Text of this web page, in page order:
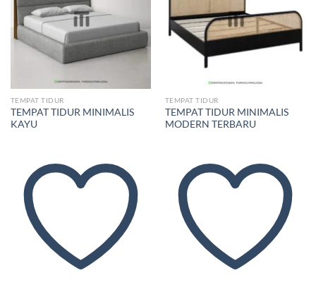
wishlist
TEMPAT TIDUR
TEMPAT TIDUR MINIMALIS
KAYU
Add to
wishlist
TEMPAT TIDUR
TEMPAT TIDUR MINIMALIS
MODERN TERBARU